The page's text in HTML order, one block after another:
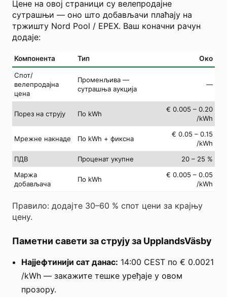
Цене на овој страници су велепродајне
сутрашњи — оно што добављачи плаћају на
тржишту Nord Pool / EPEX. Ваш коначни рачун
додаје:
Компонента Тип Око
Спот/
велепродајна
цена
Променљива —
сутрашња аукција
—
Порез на струју По kWh
€ 0.005 – 0.20
/kWh
Мрежне накнаде По kWh + фиксна
€ 0.05 – 0.15
/kWh
ПДВ
Проценат укупне
20 – 25 %
Маржа
добављача
По kWh
€ 0.005 – 0.05
/kWh
Правило: додајте 30–60 % спот цени за крајњу
цену.
Паметни савети за струју за UpplandsVäsby
Најјефтинији сат данас: 14:00 CEST по € 0.0021
/kWh — закажите тешке уређаје у овом
прозору.